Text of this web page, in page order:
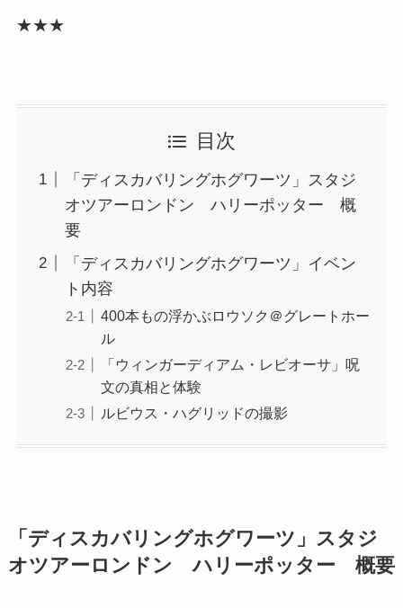
★★★
目次
「ディスカバリングホグワーツ」スタジ
オツアーロンドン ハリーポッター 概
要
「ディスカバリングホグワーツ」イベン
ト内容
400本もの浮かぶロウソク＠グレートホー
ル
「ウィンガーディアム・レビオーサ」呪
文の真相と体験
ルビウス・ハグリッドの撮影
「ディスカバリングホグワーツ」スタジ
オツアーロンドン ハリーポッター 概要